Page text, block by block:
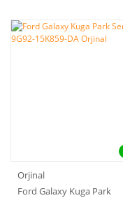
Orjinal
Ford Galaxy Kuga Park